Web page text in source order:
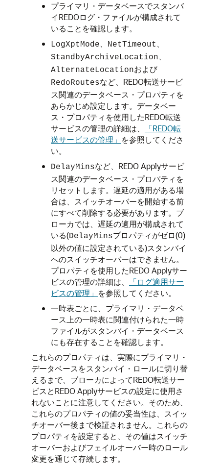
プライマリ・データベースでスタンバ
イREDOログ・ファイルが構成されて
いることを確認します。
LogXptMode NetTimeout
StandbyArchiveLocation
AlternateLocationおよび
RedoRoutesなど、REDO転送サービ
ス関連のデータベース・プロパティを
あらかじめ設定します。データベー
ス・プロパティを使用したREDO転送
サービスの管理の詳細は、
「REDO転
送サービスの管理」 を参照してくださ
い。
DelayMinsなど、REDO Applyサービ
ス関連のデータベース・プロパティを
リセットします。遅延の適用がある場
合は、スイッチオーバーを開始する前
にすべて削除する必要があります。ブ
ローカでは、遅延の適用が構成されて
いる(DelayMinsプロパティがゼロ(0)
以外の値に設定されている)スタンバイ
へのスイッチオーバーはできません。
プロパティを使用したREDO Applyサー
ビスの管理の詳細は、
「ログ適用サー
ビスの管理」 を参照してください。
一時表ごとに、プライマリ・データベ
ース上の一時表に関連付けられた一時
ファイルがスタンバイ・データベース
にも存在することを確認します。
これらのプロパティは、実際にプライマリ・
データベースをスタンバイ・ロールに切り替
えるまで、ブローカによってREDO転送サー
ビスとREDO Applyサービスの設定に使用さ
れないことに注意してください。そのため、
これらのプロパティの値の妥当性は、スイッ
チオーバー後まで検証されません。これらの
プロパティを設定すると、その値はスイッチ
オーバーおよびフェイルオーバー時のロール
変更を通じて存続します。